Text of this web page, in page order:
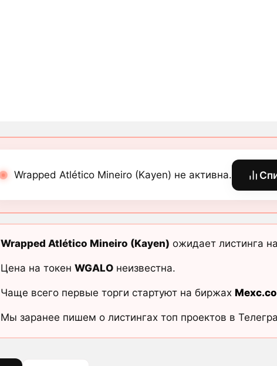
Wrapped Atlético Mineiro (Kayen) не активна.
Wrapped Atlético Mineiro (Kayen) ожидает листинга
Цена на токен WGALOнеизвестна.
Чаще всего первые торги стартуют на биржах
Мы заранее пишем о листингах топ проектов в